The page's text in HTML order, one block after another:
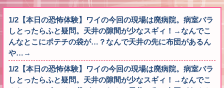
1/2【本日の恐怖体験】ワイの今回の現場は廃病院。病室バラ
しとったらふと疑問。天井の隙間が少なスギィ！→なんでこ
んなとこにポテチの袋が…？なんで天井の先に布団があるん
や…→
1/2【本日の恐怖体験】ワイの今回の現場は廃病院。病室バラ
しとったらふと疑問。天井の隙間が少なスギィ！→なんでこ